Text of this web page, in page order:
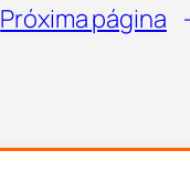
Próxima página